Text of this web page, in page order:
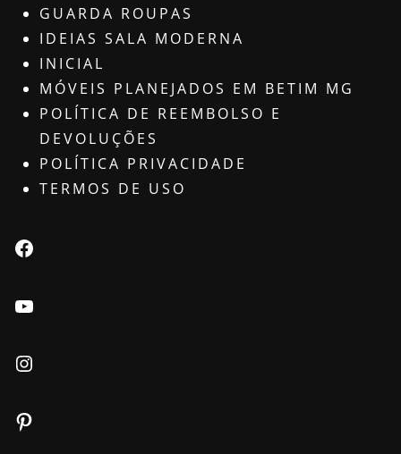
GUARDA ROUPAS
IDEIAS SALA MODERNA
INICIAL
MÓVEIS PLANEJADOS EM BETIM MG
POLÍTICA DE REEMBOLSO E
DEVOLUÇÕES
POLÍTICA PRIVACIDADE
TERMOS DE USO
Facebook
Youtube
Instagram
Pinterest